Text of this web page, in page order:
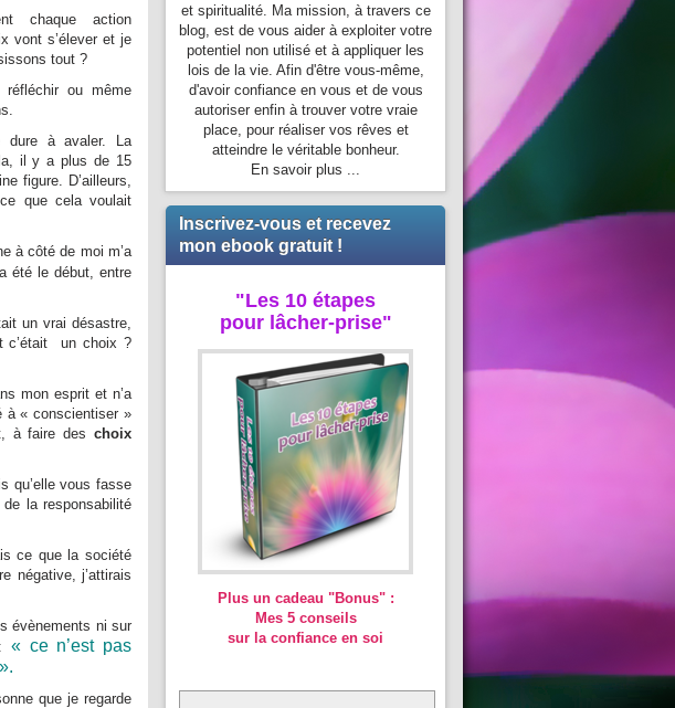
chaque action
vont s’élever et je
tout ?
ou même
dure à avaler. La
il y a plus de 15
figure. D’ailleurs,
que cela voulait
à côté de moi m’a
été le début, entre
un vrai désastre,
c’était un choix ?
mon esprit et n’a
à « conscientiser »
à faire des choix
qu’elle vous fasse
la responsabilité
ce que la société
négative, j’attirais
évènements ni sur
« ce n’est pas
que je regarde
et spiritualité. Ma mission, à travers ce
blog, est de vous aider à exploiter votre
potentiel non utilisé et à appliquer les
lois de la vie. Afin d'être vous-même,
d'avoir confiance en vous et de vous
autoriser enfin à trouver votre vraie
place, pour réaliser vos rêves et
atteindre le véritable bonheur.
En savoir plus ...
Inscrivez-vous et recevez
mon ebook gratuit !
"Les 10 étapes
pour lâcher-prise"
Plus un cadeau "Bonus" :
Mes 5 conseils
sur la confiance en soi